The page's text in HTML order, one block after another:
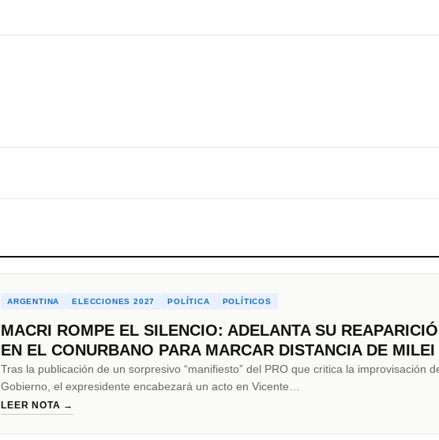
ARGENTINA ELECCIONES 2027 POLÍTICA POLÍTICOS
MACRI ROMPE EL SILENCIO: ADELANTA SU
EN EL CONURBANO PARA MARCAR DISTANCIA DE MILEI
Tras la publicación de un sorpresivo “manifiesto” del PRO que critica la improvisación
Gobierno, el expresidente encabezará un acto en Vicente…
LEER NOTA →